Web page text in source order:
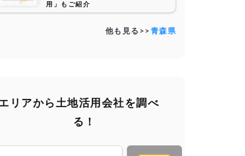
用」もご紹介
他も見る>> 青森県
リアから土地活用会社を調べ
る！